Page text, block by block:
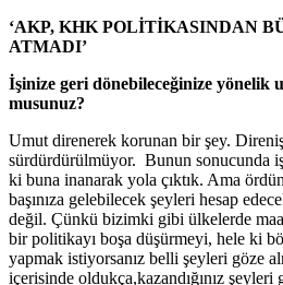
‘AKP, KHK POLİTİKASINDAN
ATMADI’
İşinize geri dönebileceğinize yönelik
musunuz?
Umut direnerek korunan bir şey.
sürdürdürülmüyor. Bunun sonucunda
ki buna inanarak yola çıktık. Ama
başınıza gelebilecek şeyleri hesap
değil. Çünkü bizimki gibi ülkelerde
bir politikayı boşa düşürmeyi, hele ki
yapmak istiyorsanız belli şeyleri göze
içerisinde oldukça,kazandığınız